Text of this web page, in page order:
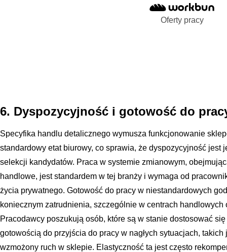
Oferty pracy
6. Dyspozycyjność i gotowość do
Specyfika handlu detalicznego wymusza funkcjonowanie
standardowy etat biurowy, co sprawia, że dyspozycyjność jest
selekcji kandydatów. Praca w systemie zmianowym,
handlowe, jest standardem w tej branży i wymaga od
życia prywatnego. Gotowość do pracy w niestandardowych
koniecznym zatrudnienia, szczególnie w centrach
Pracodawcy poszukują osób, które są w stanie dostosować
gotowością do przyjścia do pracy w nagłych sytuacjach,
wzmożony ruch w sklepie. Elastyczność ta jest często